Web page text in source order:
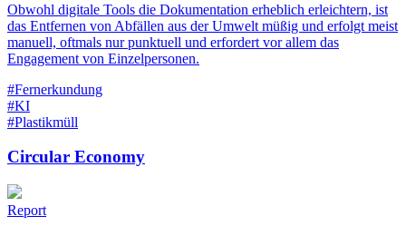
Obwohl digitale Tools die Dokumentation erheblich erleichtern, ist
das Entfernen von Abfällen aus der Umwelt müßig und erfolgt meist
manuell, oftmals nur punktuell und erfordert vor allem das
Engagement von Einzelpersonen.
#Fernerkundung
#KI
#Plastikmüll
Circular Economy
Report